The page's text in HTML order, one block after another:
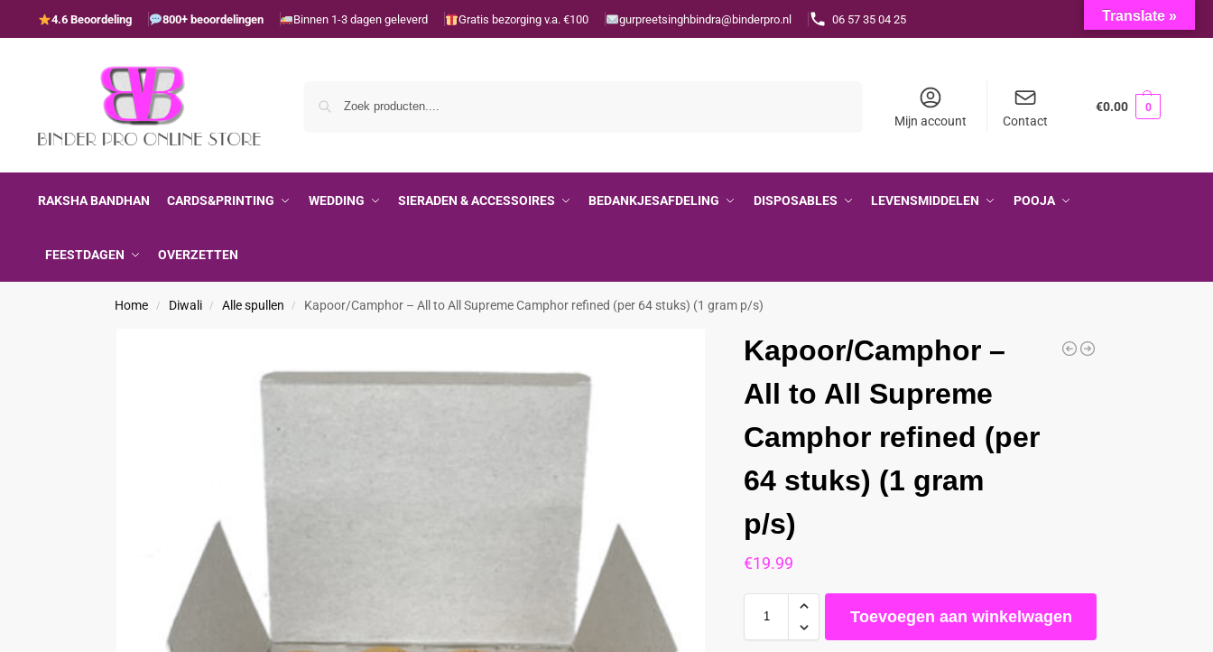
4.6 Beoordeling 800+ beoordelingen Binnen 1-3 dagen geleverd Gratis bezorging v.a. €100 gurpreetsinghbindra@binderpro.nl 06 57 35 04 25
Mijn account Contact
€0.00 0
RAKSHA BANDHAN CARDS&PRINTING WEDDING SIERADEN & ACCESSOIRES BEDANKJESAFDELING DISPOSABLES LEVENSMIDDELEN POOJA
FEESTDAGEN OVERZETTEN
Home / Diwali / Alle spullen / Kapoor/Camphor – All to All Supreme Camphor refined (per 64 stuks) (1 gram p/s)
Kapoor/Camphor –
All to All Supreme
Camphor refined (per
64 stuks) (1 gram
p/s)
€19.99
Toevoegen aan winkelwagen
Translate »